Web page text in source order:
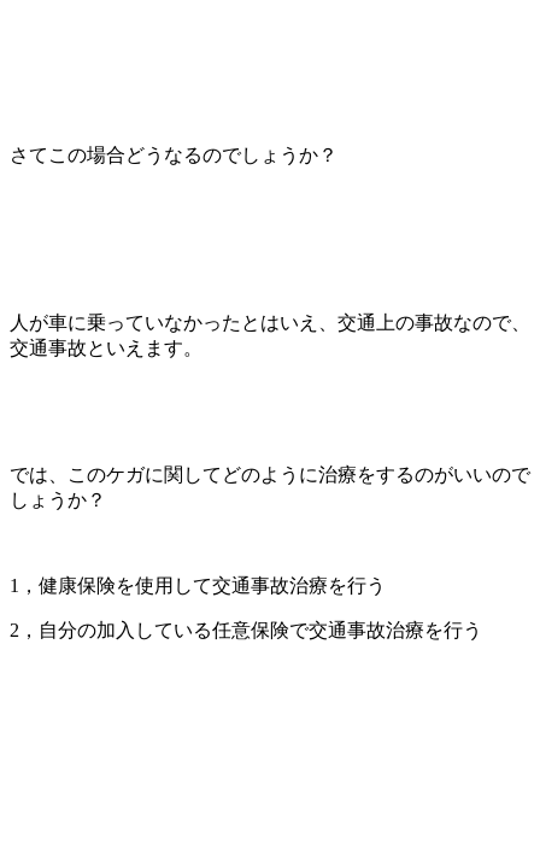
さてこの場合どうなるのでしょうか？
人が車に乗っていなかったとはいえ、交通上の事故なので、
交通事故といえます。
では、このケガに関してどのように治療をするのがいいので
しょうか？
1，健康保険を使用して交通事故治療を行う
2，自分の加入している任意保険で交通事故治療を行う